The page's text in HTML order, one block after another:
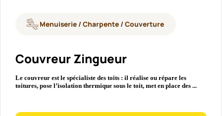
Menuiserie / Charpente / Couverture
Couvreur Zingueur
Le couvreur est le spécialiste des toits : il réalise ou répare les
toitures, pose l’isolation thermique sous le toit, met en place des ...